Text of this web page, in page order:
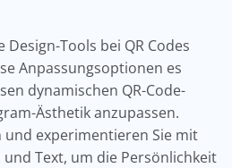
Design-Tools bei QR Codes
Anpassungsoptionen es
dynamischen QR-Code-
Ästhetik anzupassen.
und experimentieren Sie mit
und Text, um die Persönlichkeit